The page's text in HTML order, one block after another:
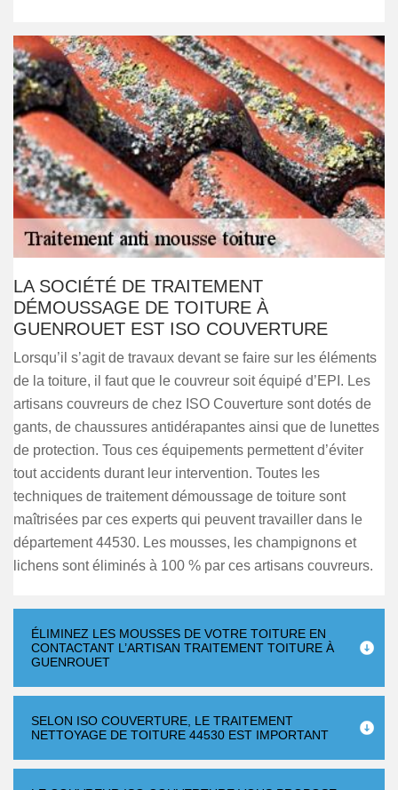
LA SOCIÉTÉ DE TRAITEMENT
DÉMOUSSAGE DE TOITURE À
GUENROUET EST ISO COUVERTURE
Lorsqu’il s’agit de travaux devant se faire sur les éléments
de la toiture, il faut que le couvreur soit équipé d’EPI. Les
artisans couvreurs de chez ISO Couverture sont dotés de
gants, de chaussures antidérapantes ainsi que de lunettes
de protection. Tous ces équipements permettent d’éviter
tout accidents durant leur intervention. Toutes les
techniques de traitement démoussage de toiture sont
maîtrisées par ces experts qui peuvent travailler dans le
département 44530. Les mousses, les champignons et
lichens sont éliminés à 100 % par ces artisans couvreurs.
ÉLIMINEZ LES MOUSSES DE VOTRE TOITURE EN
CONTACTANT L’ARTISAN TRAITEMENT TOITURE À
GUENROUET
SELON ISO COUVERTURE, LE TRAITEMENT
NETTOYAGE DE TOITURE 44530 EST IMPORTANT